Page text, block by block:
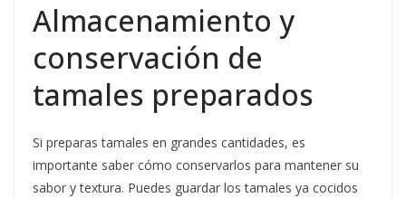
Almacenamiento y
conservación de
tamales preparados
Si preparas tamales en grandes cantidades, es
importante saber cómo conservarlos para mantener su
sabor y textura. Puedes guardar los tamales ya cocidos